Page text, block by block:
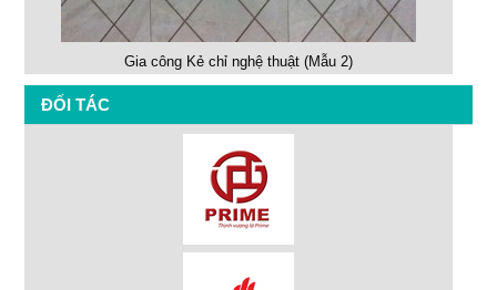
Gia công Kẻ chỉ nghệ thuật (Mẫu 2)
ĐỐI TÁC